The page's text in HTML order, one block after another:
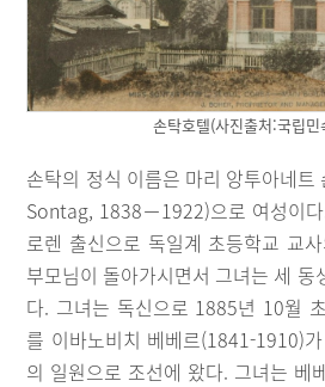
손탁호텔(사진출처:국립민
손탁의 정식 이름은 마리 앙투아네
Sontag, 1838－1922)으로 여성이
로렌 출신으로 독일계 초등학교 교
부모님이 돌아가시면서 그녀는 세 동
다. 그녀는 독신으로 1885년 10월
를 이바노비치 베베르(1841-1910)
의 일원으로 조선에 왔다. 그녀는 베